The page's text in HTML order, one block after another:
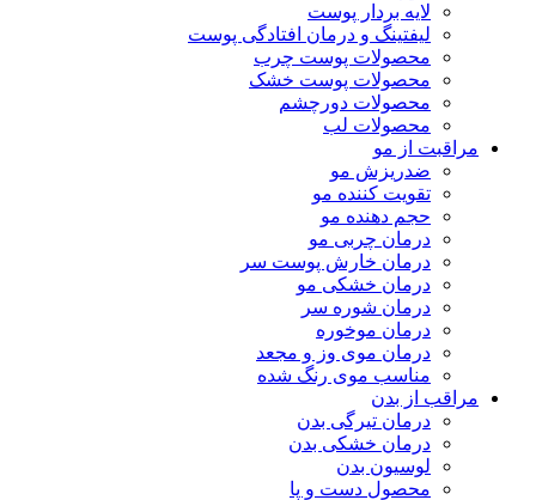
لایه بردار پوست
لیفتینگ و درمان افتادگی پوست
محصولات پوست چرب
محصولات پوست خشک
محصولات دورچشم
محصولات لب
مراقبت از مو
ضدریزش مو
تقویت کننده مو
حجم دهنده مو
درمان چربی مو
درمان خارش پوست سر
درمان خشکی مو
درمان شوره سر
درمان موخوره
درمان موی وز و مجعد
مناسب موی رنگ شده
مراقب از بدن
درمان تیرگی بدن
درمان خشکی بدن
لوسیون بدن
محصول دست و پا